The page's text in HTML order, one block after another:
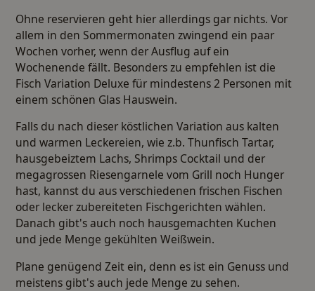
Ohne reservieren geht hier allerdings gar nichts. Vor
allem in den Sommermonaten zwingend ein paar
Wochen vorher, wenn der Ausflug auf ein
Wochenende fällt. Besonders zu empfehlen ist die
Fisch Variation Deluxe für mindestens 2 Personen mit
einem schönen Glas Hauswein.
Falls du nach dieser köstlichen Variation aus kalten
und warmen Leckereien, wie z.b. Thunfisch Tartar,
hausgebeiztem Lachs, Shrimps Cocktail und der
megagrossen Riesengarnele vom Grill noch Hunger
hast, kannst du aus verschiedenen frischen Fischen
oder lecker zubereiteten Fischgerichten wählen.
Danach gibt's auch noch hausgemachten Kuchen
und jede Menge gekühlten Weißwein.
Plane genügend Zeit ein, denn es ist ein Genuss und
meistens gibt's auch jede Menge zu sehen.